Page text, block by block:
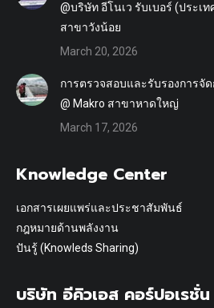
@บริษัท อีโนเว รับเบอร์ (ประเ
สาขาวังน้อย
March 20, 2026
การตรวจสอบและรับรองการจั
@ Makro สาขาหาดใหญ่
March 17, 2026
Knowledge Center
เอกสารเผยแพร่และประชาสัมพันธ์
กฎหมายด้านพลังงาน
ปันรู้ (Knowleds Sharing)
บริษัท อีคิวเอส คอร์ปอเรชั่